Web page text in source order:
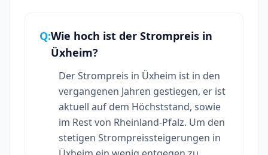
Q:Wie hoch ist der Strompreis in
Üxheim?
Der Strompreis in Üxheim ist in den
vergangenen Jahren gestiegen, er ist
aktuell auf dem Höchststand, sowie
im Rest von Rheinland-Pfalz. Um den
stetigen Strompreissteigerungen in